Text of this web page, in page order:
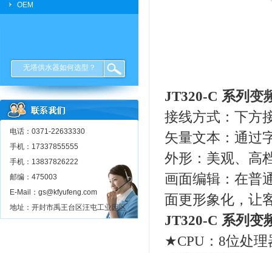
OEM
无塔供水器如何选型？
电话：0371-22633330
手机：17337855555
手机：13837826222
邮编：475003
E-Mail：gs@kfyufeng.com
地址：开封市禹王台区汪屯工业园区
JT320-C 系列 变
接线方式：下方
矢量文本：通过
外形：美观、高
画面编辑：在普
面更形象化，让
JT320-C 系列变
★CPU：8位处理